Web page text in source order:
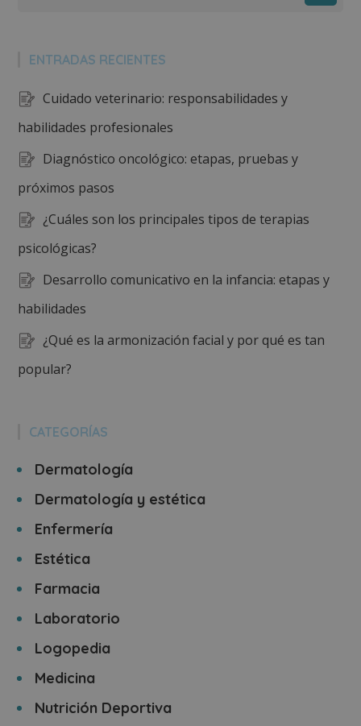
ENTRADAS RECIENTES
Cuidado veterinario: responsabilidades y
habilidades profesionales
Diagnóstico oncológico: etapas, pruebas y
próximos pasos
¿Cuáles son los principales tipos de terapias
psicológicas?
Desarrollo comunicativo en la infancia: etapas y
habilidades
¿Qué es la armonización facial y por qué es tan
popular?
CATEGORÍAS
Dermatología
Dermatología y estética
Enfermería
Estética
Farmacia
Laboratorio
Logopedia
Medicina
Nutrición Deportiva